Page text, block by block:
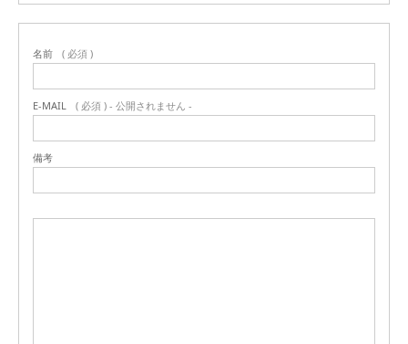
名前 ( 必須 )
E-MAIL ( 必須 ) - 公開されません -
備考